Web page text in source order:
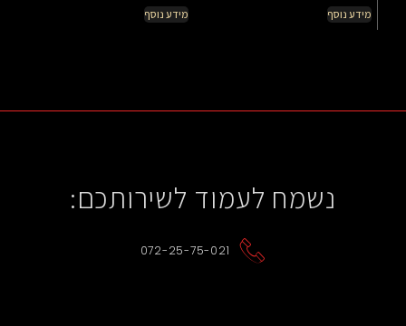
מידע נוסף מידע נוסף
נשמח לעמוד לשירותכם:
072-25-75-021